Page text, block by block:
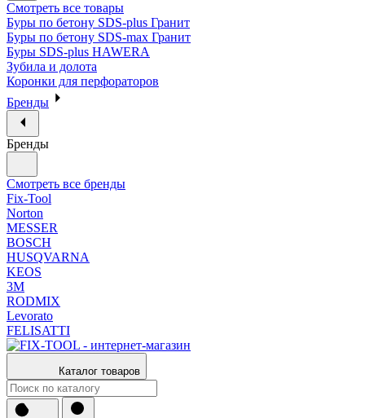
Смотреть все товары
Буры по бетону SDS-plus Гранит
Буры по бетону SDS-max Гранит
Буры SDS-plus HAWERA
Зубила и долота
Коронки для перфораторов
Бренды
Бренды
Смотреть все бренды
Fix-Tool
Norton
MESSER
BOSCH
HUSQVARNA
KEOS
3М
RODMIX
Levorato
FELISATTI
Каталог товаров